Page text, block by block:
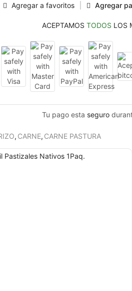
Agregar a favoritos Agregar
ACEPTAMOS TODOS LOS
Tu pago esta seguro
, CARNE, CARNE PASTURA